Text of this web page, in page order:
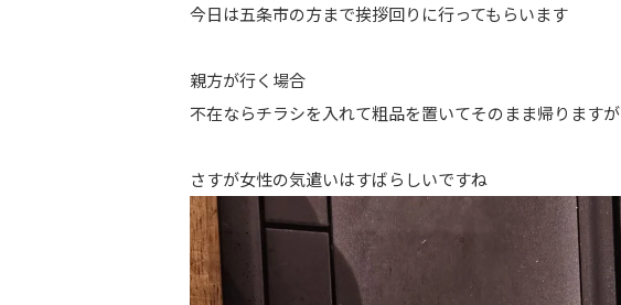
今日は五条市の方まで挨拶回りに行ってもらいます
親方が行く場合
不在ならチラシを入れて粗品を置いてそのまま帰りますが
さすが女性の気遣いはすばらしいですね